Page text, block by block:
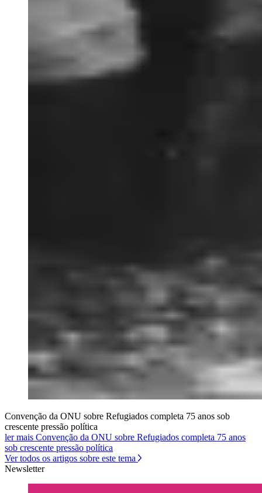
Convenção da ONU sobre Refugiados completa 75 anos sob
crescente pressão política
ler mais Convenção da ONU sobre Refugiados completa 75 anos
sob crescente pressão política
Ver todos os artigos sobre este tema
Newsletter